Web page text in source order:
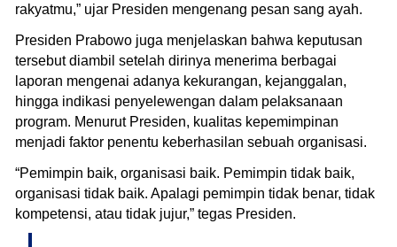
rakyatmu,” ujar Presiden mengenang pesan sang ayah.
Presiden Prabowo juga menjelaskan bahwa keputusan
tersebut diambil setelah dirinya menerima berbagai
laporan mengenai adanya kekurangan, kejanggalan,
hingga indikasi penyelewengan dalam pelaksanaan
program. Menurut Presiden, kualitas kepemimpinan
menjadi faktor penentu keberhasilan sebuah organisasi.
“Pemimpin baik, organisasi baik. Pemimpin tidak baik,
organisasi tidak baik. Apalagi pemimpin tidak benar, tidak
kompetensi, atau tidak jujur,” tegas Presiden.